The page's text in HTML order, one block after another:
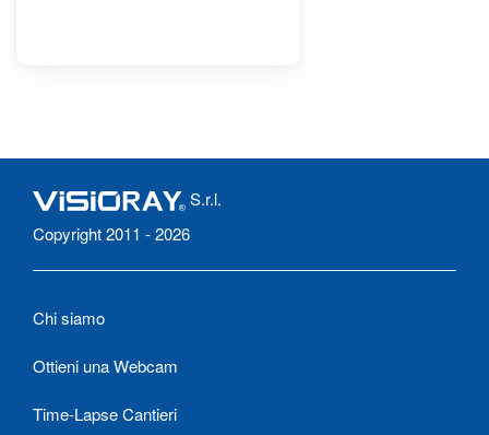
S.r.l.
Copyright 2011 - 2026
Chi siamo
Ottieni una Webcam
Time-Lapse Cantieri